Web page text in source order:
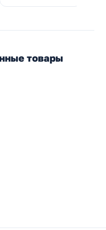
товары